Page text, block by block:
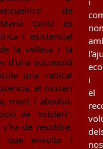
encuentro" de
Marià Corbí es
i existencial
la vellesa i la
d'una successió
una radical
el misteri
mort i absolut.
de “misteri”,
de resoldre,
que envolta i
i
el